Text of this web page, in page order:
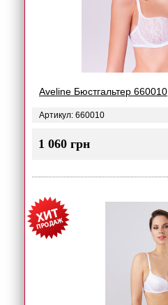
Aveline Бюстгальтер 660010
Артикул: 660010
1 060 грн